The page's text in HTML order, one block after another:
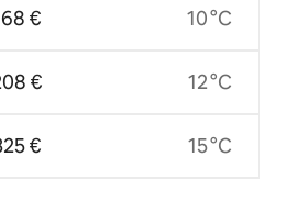
€
€
€
10 °C
12 °C
15 °C